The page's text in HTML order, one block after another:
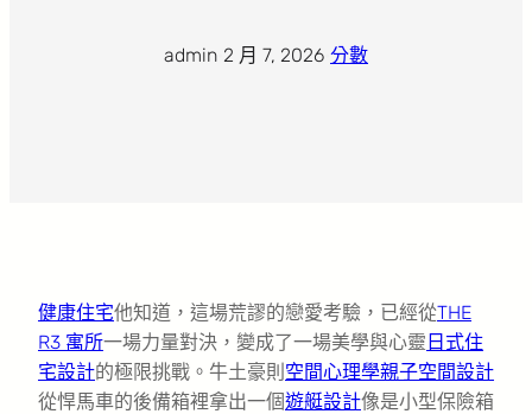
admin 2 月 7, 2026 分數
健康住宅他知道，這場荒謬的戀愛考驗，已經從THE
R3 寓所一場力量對決，變成了一場美學與心靈 日式住
宅設計的極限挑戰。牛土豪則 空間心理學親子空間設計
從悍馬車的後備箱裡拿出一個遊艇設計像是小型保險箱